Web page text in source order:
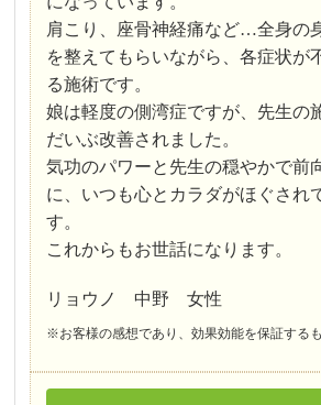
肩こり、座骨神経痛など…全身の
を整えてもらいながら、各症状が
る施術です。
娘は軽度の側湾症ですが、先生の
だいぶ改善されました。
気功のパワーと先生の穏やかで前
に、いつも心とカラダがほぐされ
す。
これからもお世話になります。
リョウノ 中野 女性
※お客様の感想であり、効果効能を保証する